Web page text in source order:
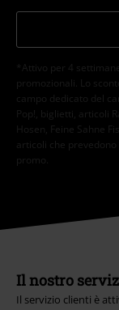
*Attivo per 4
promozionali. Lo
campo dedicato del
Pop!, biglietti, articoli
Hosen, Feine Sahne
articoli che
promo.
Il nostro
Il servizio clienti è